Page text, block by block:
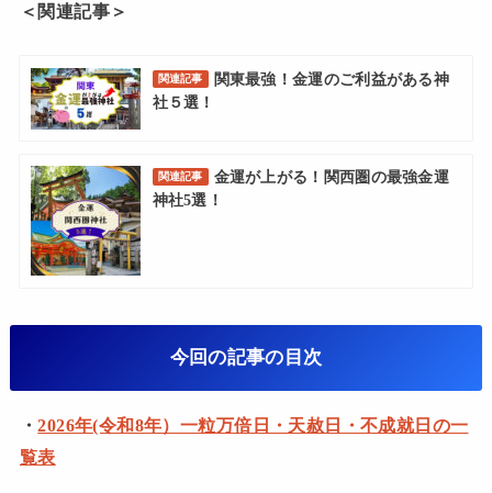
＜関連記事＞
関連記事
関東最強！金運のご利益がある神
社５選！
関連記事
金運が上がる！関西圏の最強金運
神社5選！
今回の記事の目次
・2026年(令和8年）一粒万倍日・天赦日・不成就日の一
覧表